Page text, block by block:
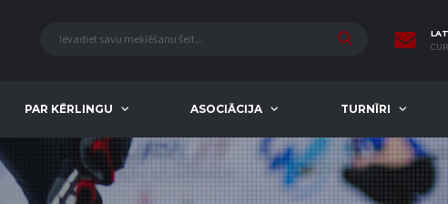
PAR KĒRLINGU ASOCIĀCIJA TURNĪRI